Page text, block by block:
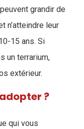
grandir de
n’atteindre leur
15 ans. Si
un terrarium,
extérieur.
?
qui vous